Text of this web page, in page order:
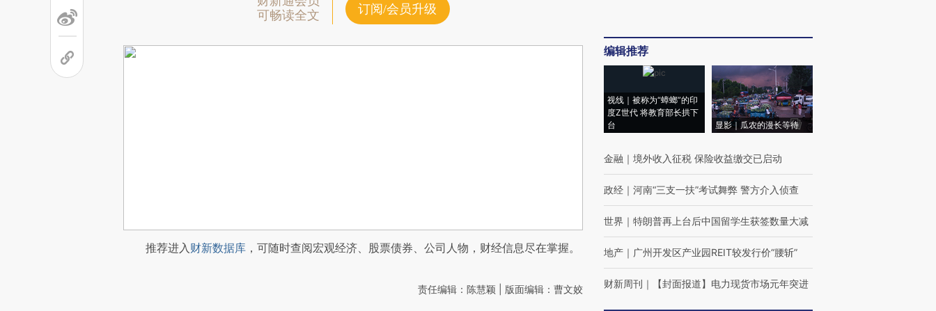
可畅读全文
订阅/会员升级
推荐进入财新数据库 ，可随时查阅宏观经济、股票债券、公司人物，财经信息尽在掌握。
责任编辑：陈慧颖 | 版面编辑：曹文姣
编辑推荐
视线｜被称为“蟑螂”的印
度Z世代 将教育部长拱下
台
显影｜瓜农的漫长等待
金融 ｜ 境外收入征税 保险收益缴交已启动
政经 ｜ 河南“三支一扶”考试舞弊 警方介入侦查
世界 ｜ 特朗普再上台后中国留学生获签数量大减
地产 ｜ 广州开发区产业园REIT较发行价“腰斩”
财新周刊 ｜ 【封面报道】电力现货市场元年突进